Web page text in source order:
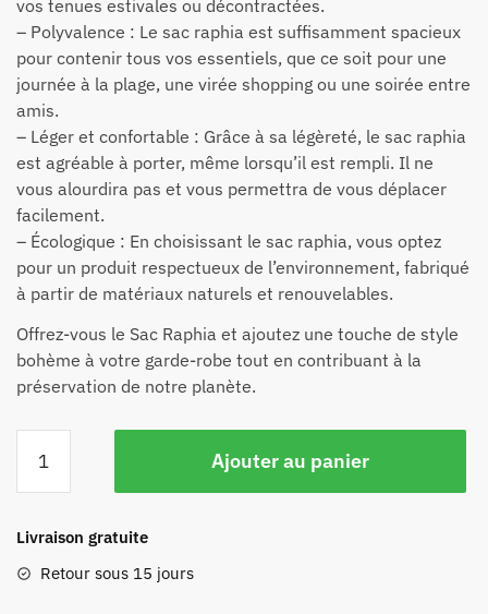
vos tenues estivales ou décontractées.
– Polyvalence : Le sac raphia est suffisamment spacieux
pour contenir tous vos essentiels, que ce soit pour une
journée à la plage, une virée shopping ou une soirée entre
amis.
– Léger et confortable : Grâce à sa légèreté, le sac raphia
est agréable à porter, même lorsqu’il est rempli. Il ne
vous alourdira pas et vous permettra de vous déplacer
facilement.
– Écologique : En choisissant le sac raphia, vous optez
pour un produit respectueux de l’environnement, fabriqué
à partir de matériaux naturels et renouvelables.
Offrez-vous le Sac Raphia et ajoutez une touche de style
bohème à votre garde-robe tout en contribuant à la
préservation de notre planète.
Ajouter au panier
Livraison gratuite
Retour sous 15 jours